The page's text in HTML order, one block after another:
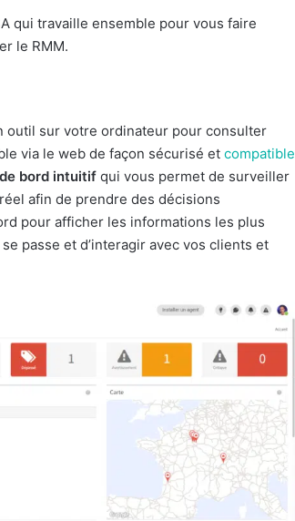
qui travaille ensemble pour vous faire
le RMM.
outil sur votre ordinateur pour consulter
via le web de façon sécurisé et compatible
bord intuitif qui vous permet de surveiller
afin de prendre des décisions
pour afficher les informations les plus
passe et d’interagir avec vos clients et